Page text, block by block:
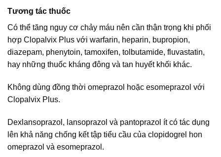
Tương tác thuốc
Có thể tăng nguy cơ chảy máu nên cần thận trọng khi phối
hợp Clopalvix Plus với warfarin, heparin, bupropion,
diazepam, phenytoin, tamoxifen, tolbutamide, fluvastatin,
hay những thuốc kháng đông và tan huyết khối khác.
Không dùng đồng thời omeprazol hoặc esomeprazol với
Clopalvix Plus.
Dexlansoprazol, lansoprazol và pantoprazol ít có tác dụng
lên khả năng chống kết tập tiểu cầu của clopidogrel hon
omeprazol và esomeprazol.